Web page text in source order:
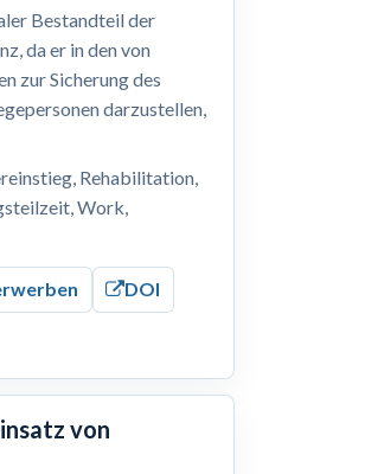
Bestandteil der
da er in den von
zur Sicherung des
darzustellen,
Rehabilitation,
Work,
DOI
von